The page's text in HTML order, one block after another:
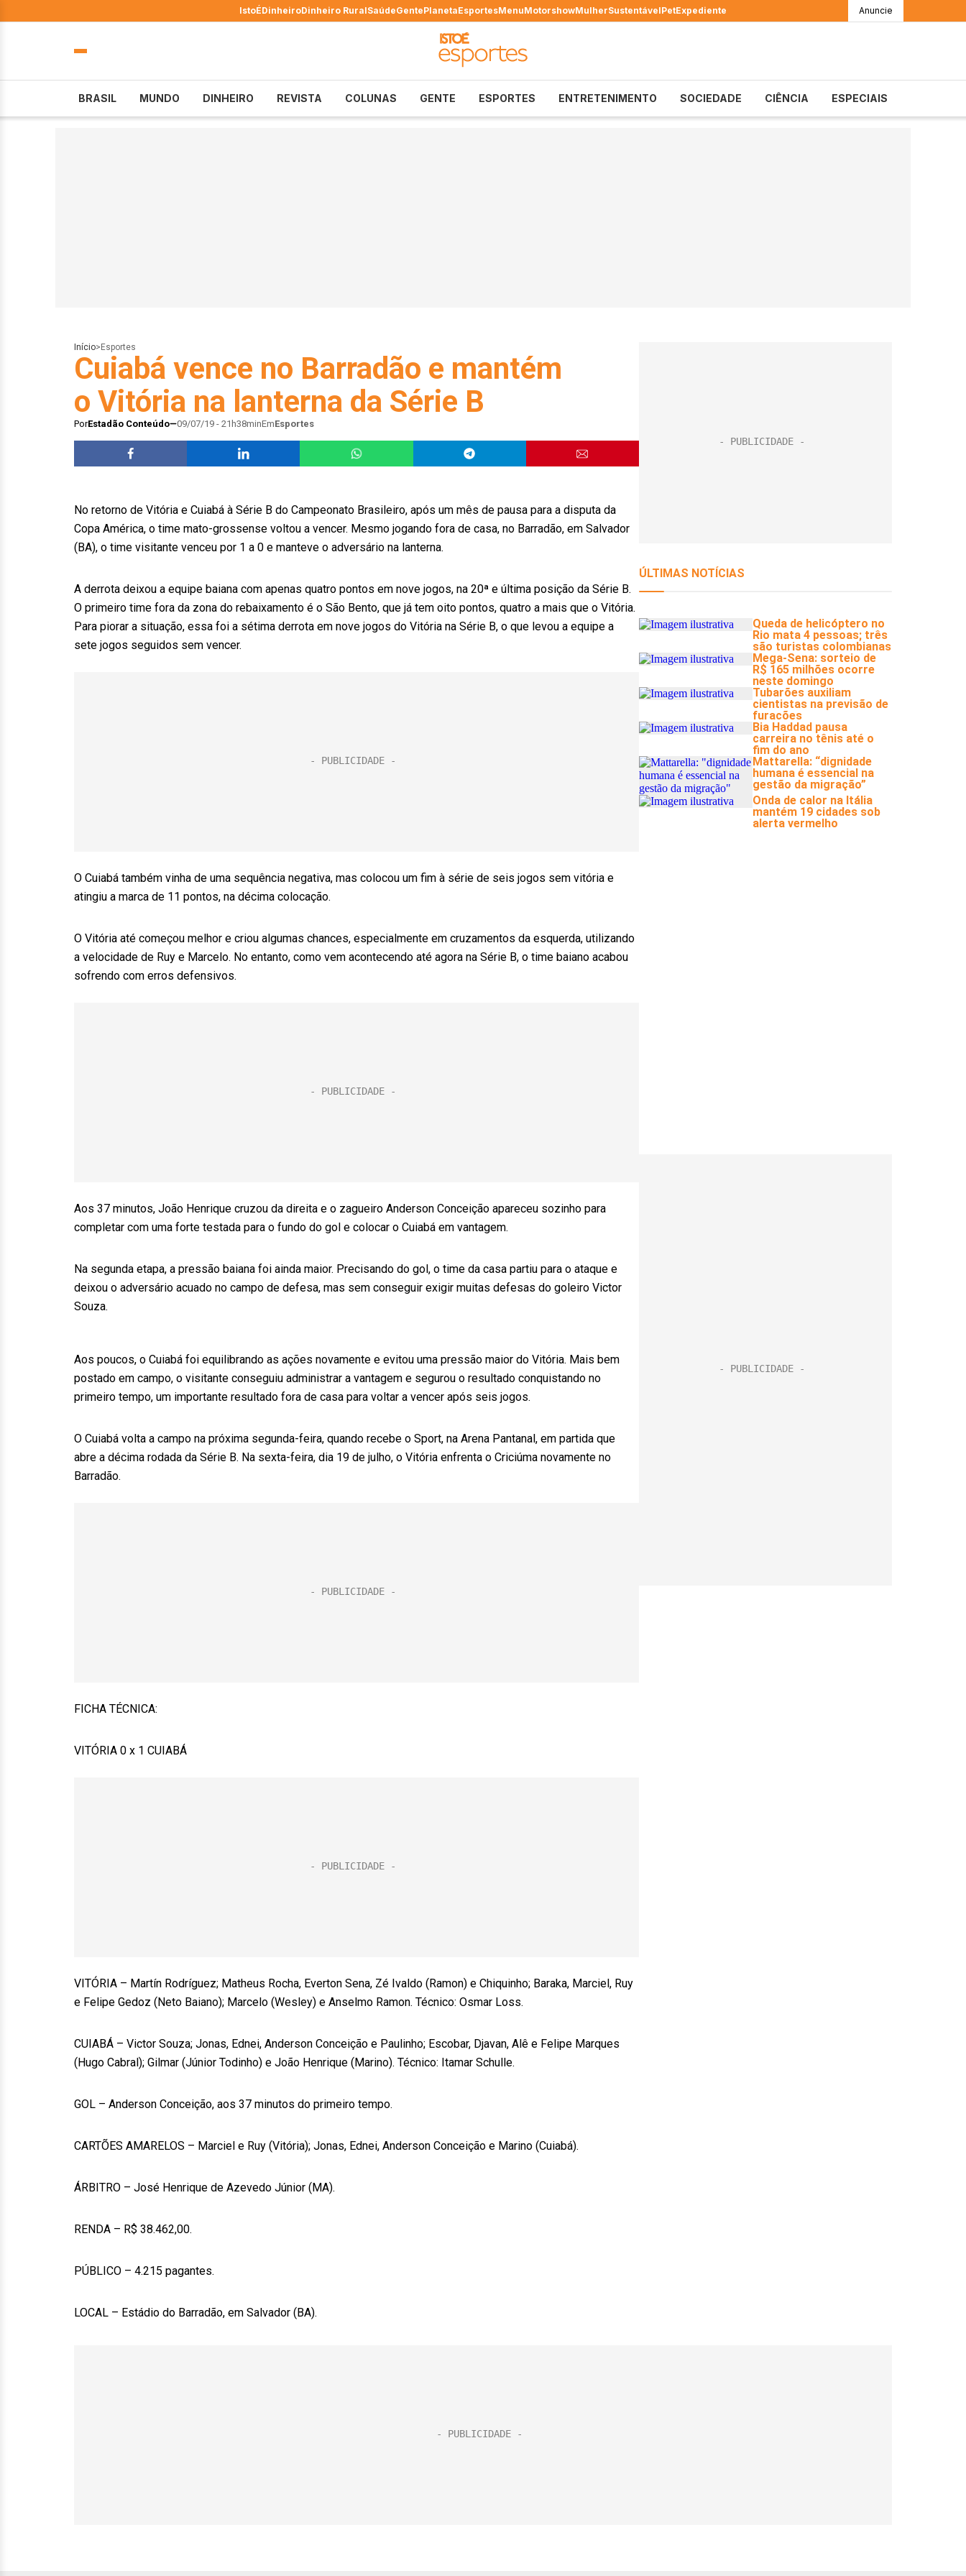
IstoÉDinheiroDinheiro RuralSaúdeGentePlanetaEsportesMenuMotorshowMulherSustentávelPetExpediente Anuncie
BRASIL MUNDO DINHEIRO REVISTA COLUNAS GENTE ESPORTES ENTRETENIMENTO SOCIEDADE CIÊNCIA ESPECIAIS
Início> Esportes
Cuiabá vence no Barradão e mantém
o Vitória na lanterna da Série B
PorEstadão Conteúdo 09/07/19 - 21h38minEmEsportes
No retorno de Vitória e Cuiabá à Série B do Campeonato Brasileiro, após um mês de pausa para a disputa da
Copa América, o time mato-grossense voltou a vencer. Mesmo jogando fora de casa, no Barradão, em Salvador
(BA), o time visitante venceu por 1 a 0 e manteve o adversário na lanterna.
A derrota deixou a equipe baiana com apenas quatro pontos em nove jogos, na 20ª e última posição da Série B.
O primeiro time fora da zona do rebaixamento é o São Bento, que já tem oito pontos, quatro a mais que o Vitória.
Para piorar a situação, essa foi a sétima derrota em nove jogos do Vitória na Série B, o que levou a equipe a
sete jogos seguidos sem vencer.
O Cuiabá também vinha de uma sequência negativa, mas colocou um fim à série de seis jogos sem vitória e
atingiu a marca de 11 pontos, na décima colocação.
O Vitória até começou melhor e criou algumas chances, especialmente em cruzamentos da esquerda, utilizando
a velocidade de Ruy e Marcelo. No entanto, como vem acontecendo até agora na Série B, o time baiano acabou
sofrendo com erros defensivos.
Aos 37 minutos, João Henrique cruzou da direita e o zagueiro Anderson Conceição apareceu sozinho para
completar com uma forte testada para o fundo do gol e colocar o Cuiabá em vantagem.
Na segunda etapa, a pressão baiana foi ainda maior. Precisando do gol, o time da casa partiu para o ataque e
deixou o adversário acuado no campo de defesa, mas sem conseguir exigir muitas defesas do goleiro Victor
Souza.
Aos poucos, o Cuiabá foi equilibrando as ações novamente e evitou uma pressão maior do Vitória. Mais bem
postado em campo, o visitante conseguiu administrar a vantagem e segurou o resultado conquistando no
primeiro tempo, um importante resultado fora de casa para voltar a vencer após seis jogos.
O Cuiabá volta a campo na próxima segunda-feira, quando recebe o Sport, na Arena Pantanal, em partida que
abre a décima rodada da Série B. Na sexta-feira, dia 19 de julho, o Vitória enfrenta o Criciúma novamente no
Barradão.
FICHA TÉCNICA:
VITÓRIA 0 x 1 CUIABÁ
VITÓRIA – Martín Rodríguez; Matheus Rocha, Everton Sena, Zé Ivaldo (Ramon) e Chiquinho; Baraka, Marciel, Ruy
e Felipe Gedoz (Neto Baiano); Marcelo (Wesley) e Anselmo Ramon. Técnico: Osmar Loss.
CUIABÁ – Victor Souza; Jonas, Ednei, Anderson Conceição e Paulinho; Escobar, Djavan, Alê e Felipe Marques
(Hugo Cabral); Gilmar (Júnior Todinho) e João Henrique (Marino). Técnico: Itamar Schulle.
GOL – Anderson Conceição, aos 37 minutos do primeiro tempo.
CARTÕES AMARELOS – Marciel e Ruy (Vitória); Jonas, Ednei, Anderson Conceição e Marino (Cuiabá).
ÁRBITRO – José Henrique de Azevedo Júnior (MA).
RENDA – R$ 38.462,00.
PÚBLICO – 4.215 pagantes.
LOCAL – Estádio do Barradão, em Salvador (BA).